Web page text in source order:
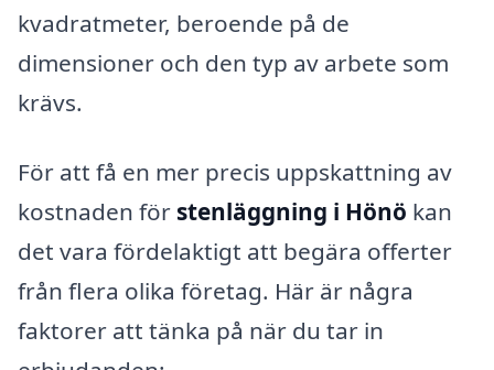
kvadratmeter, beroende på de
dimensioner och den typ av arbete som
krävs.
För att få en mer precis uppskattning av
kostnaden för stenläggning i Hönö kan
det vara fördelaktigt att begära offerter
från flera olika företag. Här är några
faktorer att tänka på när du tar in